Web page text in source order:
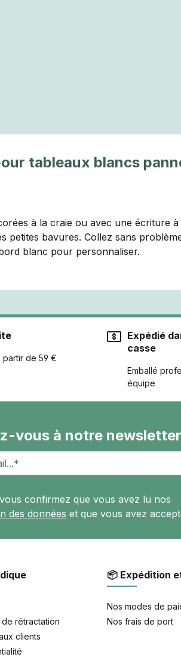
tableaux blancs
à la craie ou avec une écriture à
bavures. Collez sans
blanc pour personnaliser.
partir de 59 €
Expédié
casse
Emballé
équipe
vous à notre
confirmez que vous avez lu nos
des données et que vous avez
rétractation
clients
📦 Expédition
Nos modes de
Nos frais de port